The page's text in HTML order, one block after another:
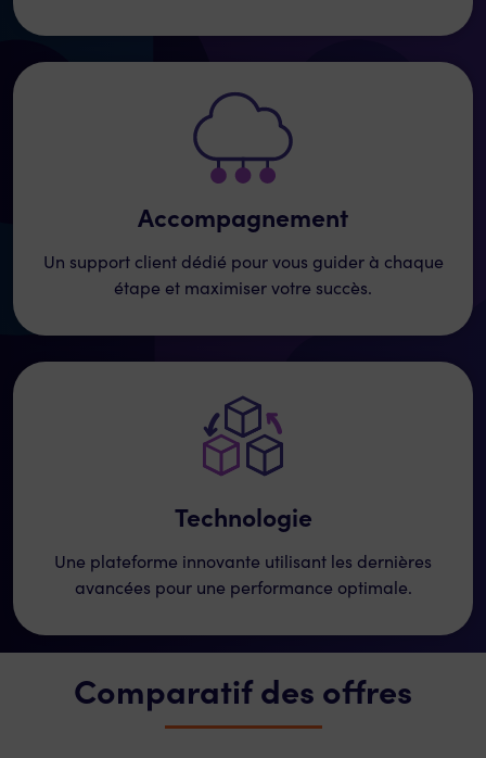
Accompagnement
Un support client dédié pour vous guider à chaque
étape et maximiser votre succès.
Technologie
Une plateforme innovante utilisant les dernières
avancées pour une performance optimale.
Comparatif des offres